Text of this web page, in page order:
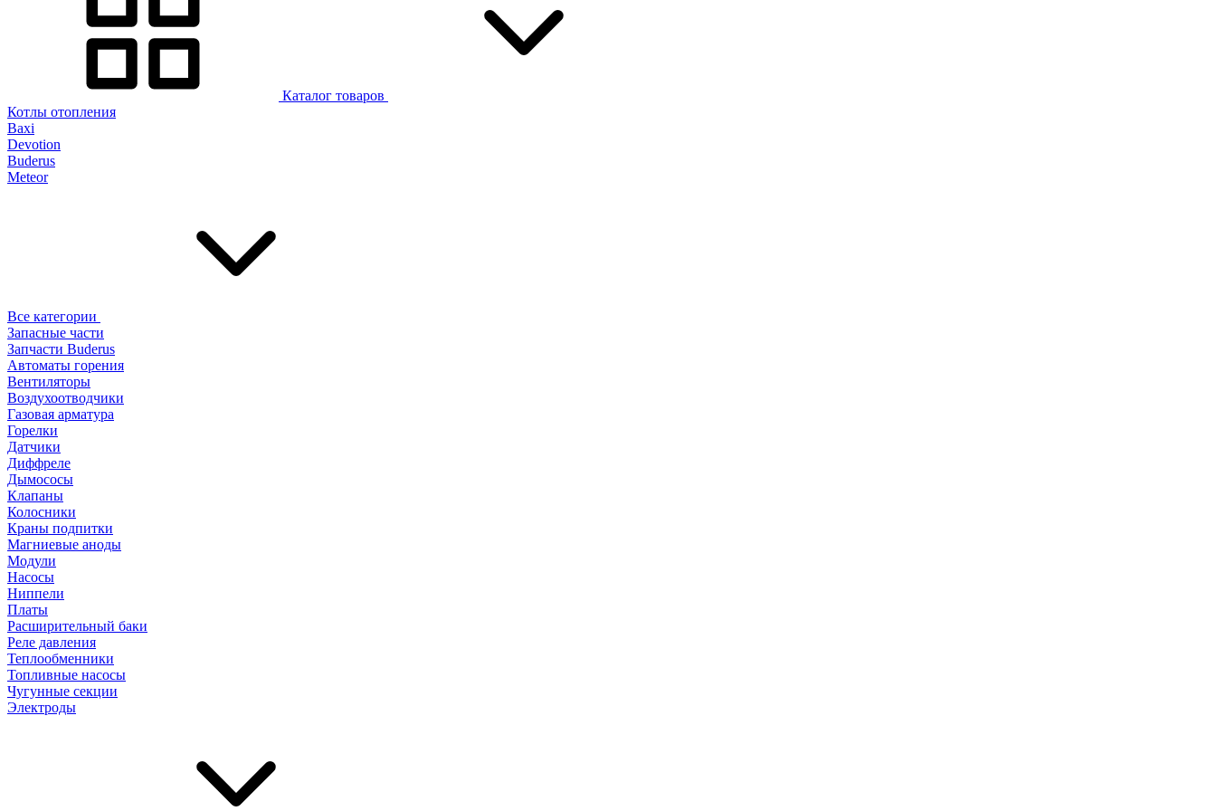
Каталог товаров
Котлы отопления
Baxi
Devotion
Buderus
Meteor
Все категории
Запасные части
Запчасти Buderus
Автоматы горения
Вентиляторы
Воздухоотводчики
Газовая арматура
Горелки
Датчики
Диффреле
Дымососы
Клапаны
Колосники
Краны подпитки
Магниевые аноды
Модули
Насосы
Ниппели
Платы
Расширительный баки
Реле давления
Теплообменники
Топливные насосы
Чугунные секции
Электроды